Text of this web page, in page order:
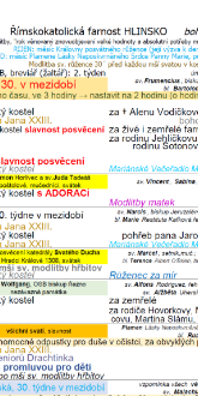
do
3.
11.
2024